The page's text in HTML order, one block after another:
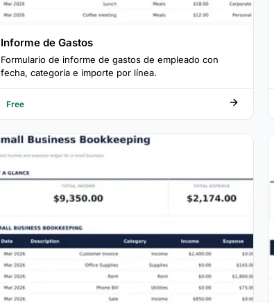
Informe de Gastos
Formulario de informe de gastos de empleado con
fecha, categoría e importe por línea.
Free